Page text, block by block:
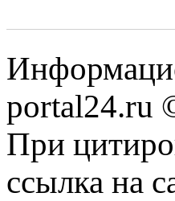
portal24.ru
При
ссылка на